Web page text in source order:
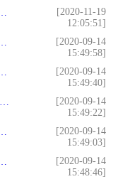
[2020-11-19
12:05:51]
[2020-09-14
15:49:58]
[2020-09-14
15:49:40]
[2020-09-14
15:49:22]
[2020-09-14
15:49:03]
[2020-09-14
15:48:46]